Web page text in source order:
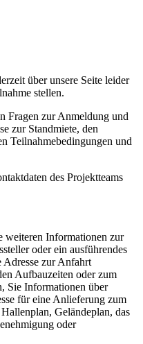
über unsere Seite leider
stellen.
Fragen zur Anmeldung und
zur Standmiete, den
Teilnahmebedingungen und
des Projektteams
weiteren Informationen zur
oder ein ausführendes
Adresse zur Anfahrt
Aufbauzeiten oder zum
Sie Informationen über
für eine Anlieferung zum
Geländeplan, das
oder